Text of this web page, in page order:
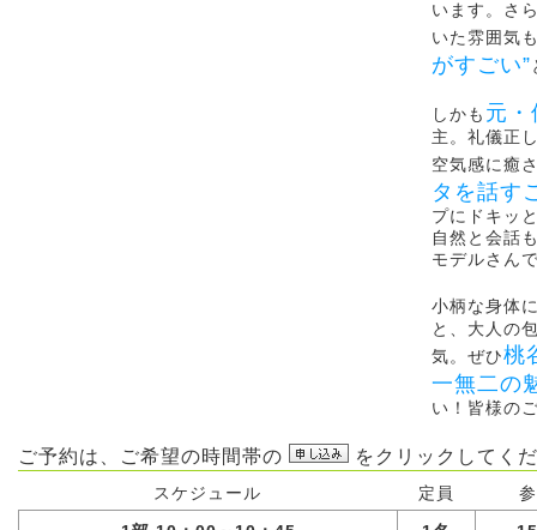
います。さ
いた雰囲気
がすごい”
しかも 元・
主。礼儀正
空気感に癒
タを話す
プにドキッ
自然と会話
モデルさん
小柄な身体
と、大人の
気。ぜひ桃
一無二の
い！皆様の
ご予約は、ご希望の時間帯の をクリックしてく
スケジュール 定員